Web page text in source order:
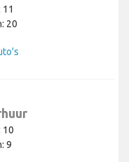
20
10
9